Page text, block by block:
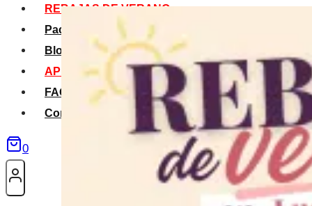
REBAJAS DE VERANO
Packs Verano
Blog
APP La Tribu
FAQS
Contacto
0